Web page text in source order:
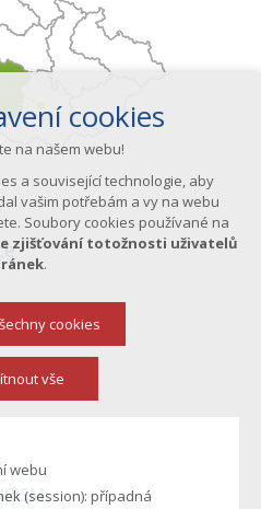
cookies
na našem webu!
a související technologie, aby
vašim potřebám a vy na webu
Soubory cookies používané na
zjišťování totožnosti uživatelů
.
webu
(session): případná
cookies
vše